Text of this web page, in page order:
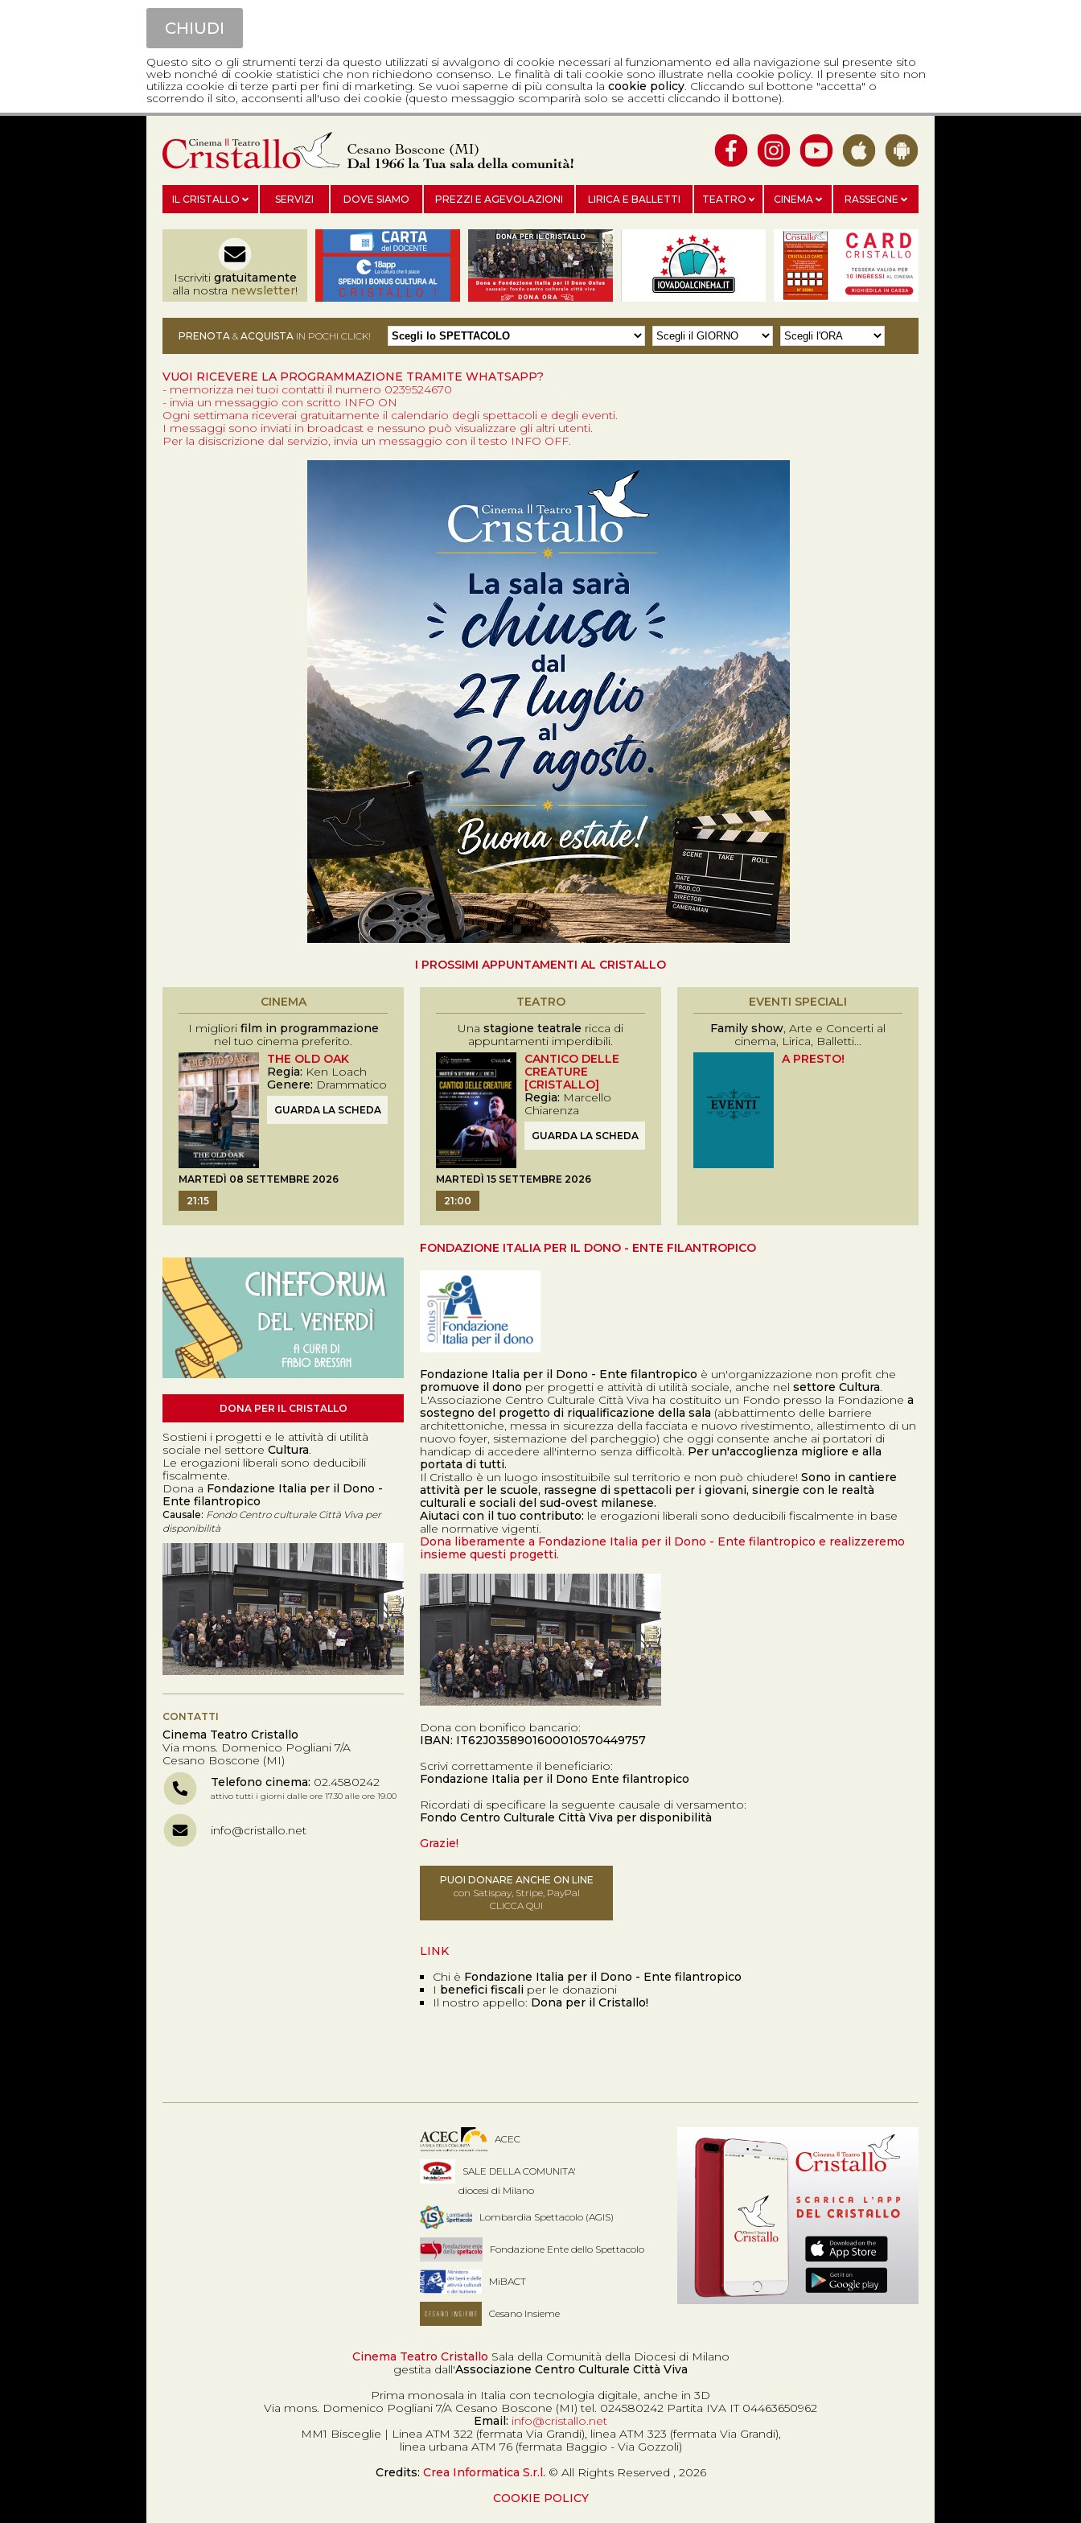
CHIUDI
Questo sito o gli strumenti terzi da questo utilizzati si avvalgono di cookie necessari al funzionamento ed alla navigazione sul presente sito
web nonché di cookie statistici che non richiedono consenso. Le finalità di tali cookie sono illustrate nella cookie policy. Il presente sito non
utilizza cookie di terze parti per fini di marketing. Se vuoi saperne di più consulta la cookie policy. Cliccando sul bottone "accetta" o
scorrendo il sito, acconsenti all'uso dei cookie (questo messaggio scomparirà solo se accetti cliccando il bottone).
IL CRISTALLO SERVIZI DOVE SIAMO PREZZI E AGEVOLAZIONI LIRICA E BALLETTI TEATRO CINEMA RASSEGNE
Iscriviti gratuitamente
alla nostra newsletter!
PRENOTA & ACQUISTA IN POCHI CLICK!
VUOI RICEVERE LA PROGRAMMAZIONE TRAMITE WHATSAPP?
- memorizza nei tuoi contatti il numero 0239524670
- invia un messaggio con scritto INFO ON
Ogni settimana riceverai gratuitamente il calendario degli spettacoli e degli eventi.
I messaggi sono inviati in broadcast e nessuno può visualizzare gli altri utenti.
Per la disiscrizione dal servizio, invia un messaggio con il testo INFO OFF.
I PROSSIMI APPUNTAMENTI AL CRISTALLO
CINEMA
I migliori film in programmazione
nel tuo cinema preferito.
THE OLD OAK
Regia: Ken Loach
Genere: Drammatico
GUARDA LA SCHEDA
MARTEDÌ 08 SETTEMBRE 2026
21:15
TEATRO
Una stagione teatrale ricca di
appuntamenti imperdibili.
CANTICO DELLE
CREATURE
[CRISTALLO]
Regia: Marcello
Chiarenza
GUARDA LA SCHEDA
MARTEDÌ 15 SETTEMBRE 2026
21:00
EVENTI SPECIALI
Family show, Arte e Concerti al
cinema, Lirica, Balletti...
A PRESTO!
DONA PER IL CRISTALLO
Sostieni i progetti e le attività di utilità
sociale nel settore Cultura.
Le erogazioni liberali sono deducibili
fiscalmente.
Dona a Fondazione Italia per il Dono -
Ente filantropico
Causale: Fondo Centro culturale Città Viva per
disponibilità
CONTATTI
Cinema Teatro Cristallo
Via mons. Domenico Pogliani 7/A
Cesano Boscone (MI)
Telefono cinema: 02.4580242
attivo tutti i giorni dalle ore 17.30 alle ore 19.00
info@cristallo.net
FONDAZIONE ITALIA PER IL DONO - ENTE FILANTROPICO
Fondazione Italia per il Dono - Ente filantropico è un'organizzazione non profit che
promuove il dono per progetti e attività di utilità sociale, anche nel settore Cultura.
L'Associazione Centro Culturale Città Viva ha costituito un Fondo presso la Fondazione a
sostegno del progetto di riqualificazione della sala (abbattimento delle barriere
architettoniche, messa in sicurezza della facciata e nuovo rivestimento, allestimento di un
nuovo foyer, sistemazione del parcheggio) che oggi consente anche ai portatori di
handicap di accedere all'interno senza difficoltà. Per un'accoglienza migliore e alla
portata di tutti.
Il Cristallo è un luogo insostituibile sul territorio e non può chiudere! Sono in cantiere
attività per le scuole, rassegne di spettacoli per i giovani, sinergie con le realtà
culturali e sociali del sud-ovest milanese.
Aiutaci con il tuo contributo: le erogazioni liberali sono deducibili fiscalmente in base
alle normative vigenti.
Dona liberamente a Fondazione Italia per il Dono - Ente filantropico e realizzeremo
insieme questi progetti.
Dona con bonifico bancario:
IBAN: IT62J0358901600010570449757
Scrivi correttamente il beneficiario:
Fondazione Italia per il Dono Ente filantropico
Ricordati di specificare la seguente causale di versamento:
Fondo Centro Culturale Città Viva per disponibilità
Grazie!
PUOI DONARE ANCHE ON LINE
con Satispay, Stripe, PayPal
CLICCA QUI
LINK
Chi è Fondazione Italia per il Dono - Ente filantropico
I benefici fiscali per le donazioni
Il nostro appello: Dona per il Cristallo!
ACEC
SALE DELLA COMUNITA'
diocesi di Milano
Lombardia Spettacolo (AGIS)
Fondazione Ente dello Spettacolo
MiBACT
Cesano Insieme
Cinema Teatro Cristallo Sala della Comunità della Diocesi di Milano
gestita dall'Associazione Centro Culturale Città Viva
Prima monosala in Italia con tecnologia digitale, anche in 3D
Via mons. Domenico Pogliani 7/A Cesano Boscone (MI) tel. 024580242 Partita IVA IT 04463650962
Email: info@cristallo.net
MM1 Bisceglie | Linea ATM 322 (fermata Via Grandi), linea ATM 323 (fermata Via Grandi),
linea urbana ATM 76 (fermata Baggio - Via Gozzoli)
Credits: Crea Informatica S.r.l. © All Rights Reserved , 2026
COOKIE POLICY